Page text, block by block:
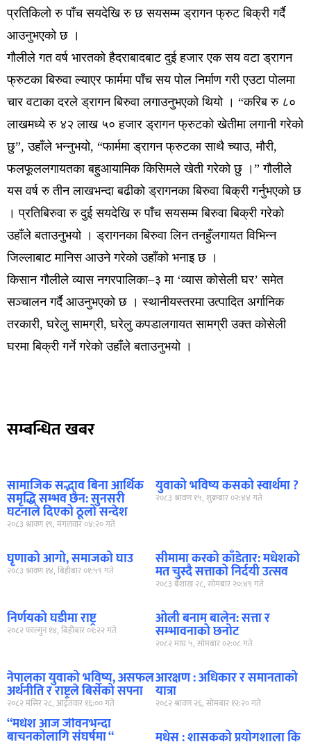
प्रतिकिलो रु पाँच सयदेखि रु छ सयसम्म ड्रागन फ्रुट बिक्री गर्दै
आउनुभएको छ ।
गौलीले गत वर्ष भारतको हैदराबादबाट दुई हजार एक सय वटा ड्रागन
फ्रुटका बिरुवा ल्याएर फार्ममा पाँच सय पोल निर्माण गरी एउटा पोलमा
चार वटाका दरले ड्रागन बिरुवा लगाउनुभएको थियो । “करिब रु ८०
लाखमध्ये रु ४२ लाख ५० हजार ड्रागन फ्रुटको खेतीमा लगानी गरेको
छु”, उहाँले भन्नुभयो, “फार्ममा ड्रागन फ्रुटका साथै च्याउ, मौरी,
फलफूललगायतका बहुआयामिक किसिमले खेती गरेको छु ।” गौलीले
यस वर्ष रु तीन लाखभन्दा बढीको ड्रागनका बिरुवा बिक्री गर्नुभएको छ
। प्रतिबिरुवा रु दुई सयदेखि रु पाँच सयसम्म बिरुवा बिक्री गरेको
उहाँले बताउनुभयो । ड्रागनका बिरुवा लिन तनहुँलगायत विभिन्न
जिल्लाबाट मानिस आउने गरेको उहाँको भनाइ छ ।
किसान गौलीले व्यास नगरपालिका–३ मा ‘व्यास कोसेली घर’ समेत
सञ्चालन गर्दै आउनुभएको छ । स्थानीयस्तरमा उत्पादित अर्गानिक
तरकारी, घरेलु सामग्री, घरेलु कपडालगायत सामग्री उक्त कोसेली
घरमा बिक्री गर्ने गरेको उहाँले बताउनुभयो ।
सम्बन्धित खबर
सामाजिक सद्भाव बिना आर्थिक
समृद्धि सम्भव छैन: सुनसरी
घटनाले दिएको ठूलो सन्देश
२०८३ श्रावण १९, मंगलवार ०४:२० गते
युवाको भविष्य कसको स्वार्थमा ?
२०८३ श्रावण १५, शुक्रबार ०२:४४ गते
घृणाको आगो, समाजको घाउ
२०८३ श्रावण १४, बिहीबार ०१:५९ गते
सीमामा करको काँडेतार: मधेशको
मत चुस्दै सत्ताको निर्दयी उत्सव
२०८३ बैशाख २८, सोमबार २०:४९ गते
निर्णयको घडीमा राष्ट्र
२०८२ फाल्गुन १४, बिहीबार ०१:२२ गते
ओली बनाम बालेन: सत्ता र
सम्भावनाको छनोट
२०८२ माघ ५, सोमबार ०२:०८ गते
नेपालका युवाको भविष्य, असफल
अर्थनीति र राष्ट्रले बिर्सेको सपना
२०८२ मंसिर २८, आईतवार १६:०० गते
आरक्षण : अधिकार र समानताको
यात्रा
२०८२ श्रावण २६, सोमबार १२:२० गते
“मधेश आज जीवनभन्दा
बाचनकोलागि संघर्षमा “ मधेस : शासकको प्रयोगशाला कि